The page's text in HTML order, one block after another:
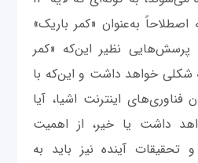
به‌عنوان «کمر باریک»
پرسش‌هایی نظیر این‌که «کمر
شکلی خواهد داشت و این‌که با
اینترنت اشیا، آیا
داشت یا خیر، از اهمیت
تحقیقات آینده نیز باید به